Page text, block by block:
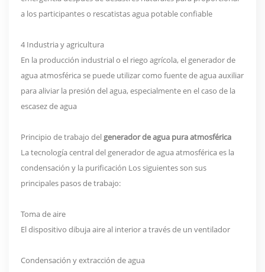
a los participantes o rescatistas agua potable confiable
4 Industria y agricultura
En la producción industrial o el riego agrícola, el generador de
agua atmosférica se puede utilizar como fuente de agua auxiliar
para aliviar la presión del agua, especialmente en el caso de la
escasez de agua
Principio de trabajo del generador de agua pura atmosférica
La tecnología central del generador de agua atmosférica es la
condensación y la purificación Los siguientes son sus
principales pasos de trabajo:
Toma de aire
El dispositivo dibuja aire al interior a través de un ventilador
Condensación y extracción de agua